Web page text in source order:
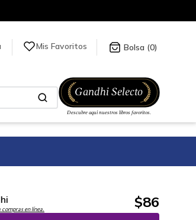
Mis Favoritos 0
en línea. $86